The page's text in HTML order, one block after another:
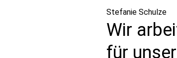
Stefanie Schulze
Wir
für